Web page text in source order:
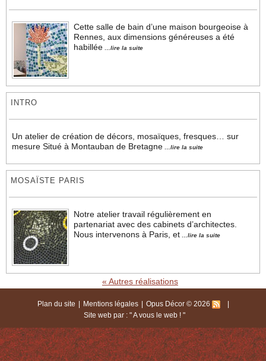
Cette salle de bain d’une maison bourgeoise à
Rennes, aux dimensions généreuses a été
habillée …lire la suite
INTRO
Un atelier de création de décors, mosaïques, fresques… sur
mesure Situé à Montauban de Bretagne …lire la suite
MOSAÏSTE PARIS
Notre atelier travail régulièrement en
partenariat avec des cabinets d’architectes.
Nous intervenons à Paris, et …lire la suite
« Autres réalisations
Plan du site Mentions légales
Opus Décor © 2026
Site web par : "A vous le web ! "